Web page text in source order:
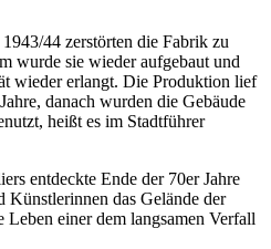
44 zerstörten die Fabrik zu
wurde sie wieder aufgebaut und
wieder erlangt. Die Produktion lief
danach wurden die Gebäude
heißt es im Stadtführer
entdeckte Ende der 70er Jahre
das Gelände der
einer dem langsamen Verfall